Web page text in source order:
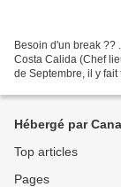
Besoin d'un break ??
Costa Calida (Chef
de Septembre, il y
Hébergé par
Top articles
Pages